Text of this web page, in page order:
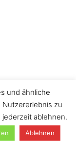
und ähnliche
zu
ablehnen.
Ablehnen